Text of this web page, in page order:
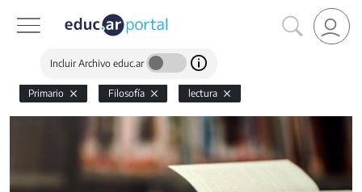
Incluir Archivo educ.ar
Primario Filosofía lectura